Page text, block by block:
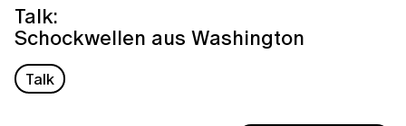
Talk:
Schockwellen aus Washington
Talk